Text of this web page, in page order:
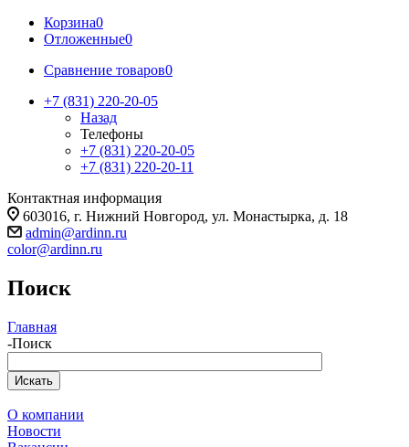
Корзина0
Отложенные0
Сравнение товаров0
+7 (831) 220-20-05
Назад
Телефоны
+7 (831) 220-20-05
+7 (831) 220-20-11
Контактная информация
603016, г. Нижний Новгород, ул. Монастырка, д. 18
admin@ardinn.ru
color@ardinn.ru
Поиск
Главная
-Поиск
О компании
Новости